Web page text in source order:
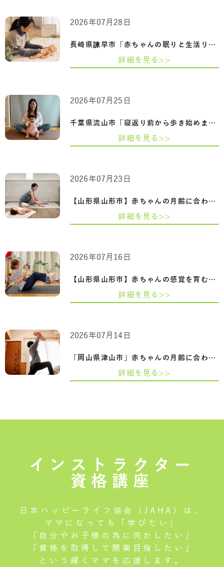
長崎県諫早市「赤ちゃんの眠りと生活リズ…
2026年07月28日
詳細を見る>>
千葉県流山市「寝返り前から歩き始めまで…
2026年07月25日
詳細を見る>>
【山形県山形市】赤ちゃんの月齢に合わせ…
2026年07月23日
詳細を見る>>
【山形県山形市】赤ちゃんの感覚を育むふ…
2026年07月16日
詳細を見る>>
「岡山県津山市」赤ちゃんの月齢に合わせ…
2026年07月14日
詳細を見る>>
インストラクター
資格講座
日本ハッピーライフ協会（JAHA）は、
ママになっても「学びたい」
「自分やお子様の為に何かしたい」
「資格を取得して開業目指したい」
という輝くママを応援します。